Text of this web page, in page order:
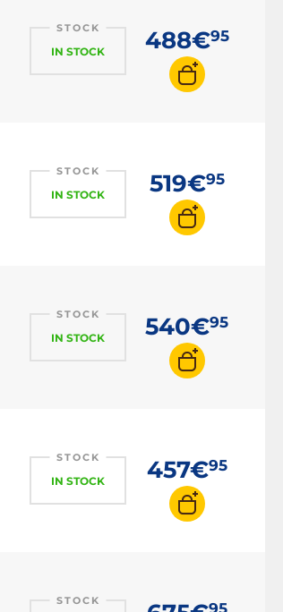
STOCK
IN STOCK 488€95
STOCK
IN STOCK 519€95
STOCK
IN STOCK 540€95
STOCK
IN STOCK 457€95
STOCK